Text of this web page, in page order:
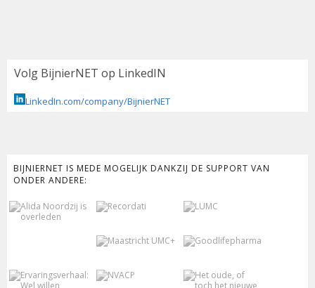
Volg BijnierNET op LinkedIN
LinkedIn.com/company/BijnierNET
BIJNIERNET IS MEDE MOGELIJK DANKZIJ DE SUPPORT VAN
ONDER ANDERE: